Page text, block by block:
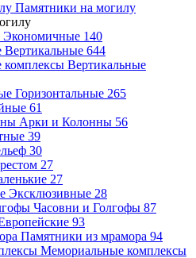
Памятники на могилу
Экономичные 140
Вертикальные 644
Вертикальные
Горизонтальные 265
61
Арки и Колонны 56
39
30
27
27
Эксклюзивные 28
Часовни и Голгофы 87
93
Памятники из мрамора 94
Мемориальные комплексы